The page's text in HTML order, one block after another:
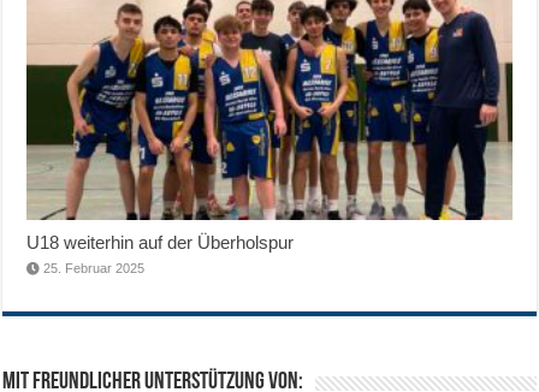
U18 weiterhin auf der Überholspur
25. Februar 2025
Mit freundlicher Unterstützung von: